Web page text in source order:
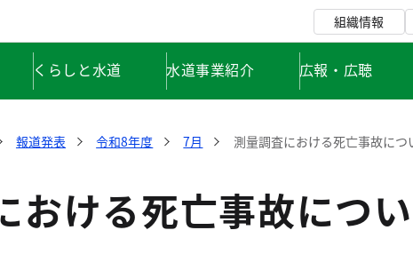
組織情報
くらしと水道 水道事業紹介 広報・広聴
報道発表 令和8年度 7月 測量調査における死亡事故につ
おける死亡事故につ